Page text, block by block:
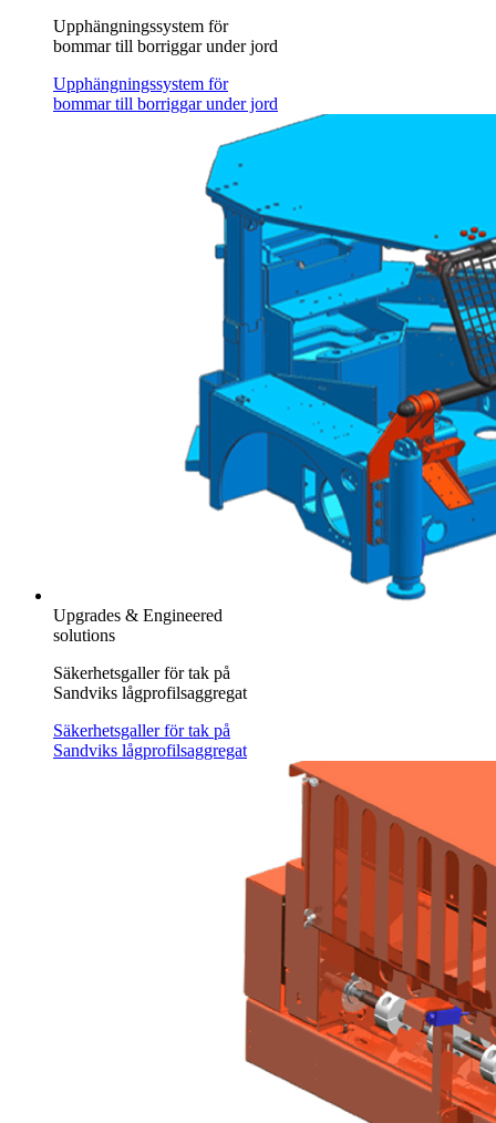
Upphängningssystem för
bommar till borriggar under jord
Upphängningssystem för
bommar till borriggar under jord
Upgrades & Engineered
solutions
Säkerhetsgaller för tak på
Sandviks lågprofilsaggregat
Säkerhetsgaller för tak på
Sandviks lågprofilsaggregat